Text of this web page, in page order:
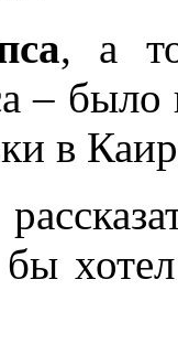
, а
– было
в
хотел